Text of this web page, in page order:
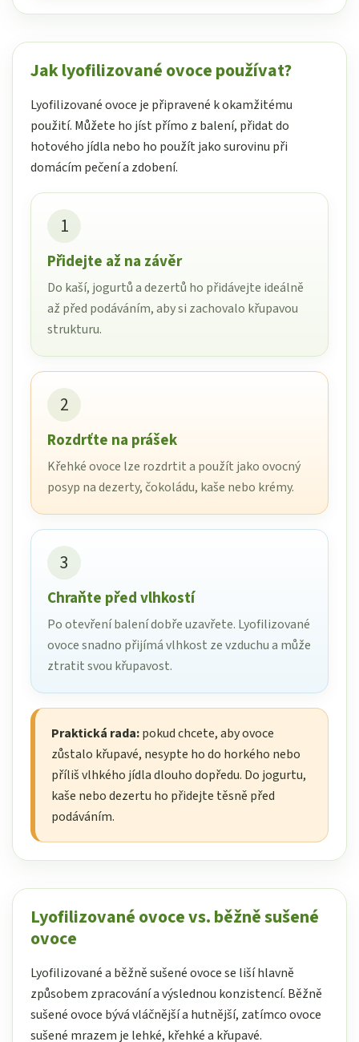
Jak lyofilizované ovoce používat?
Lyofilizované ovoce je připravené k okamžitému
použití. Můžete ho jíst přímo z balení, přidat do
hotového jídla nebo ho použít jako surovinu při
domácím pečení a zdobení.
1
Přidejte až na závěr
Do kaší, jogurtů a dezertů ho přidávejte ideálně
až před podáváním, aby si zachovalo křupavou
strukturu.
2
Rozdrťte na prášek
Křehké ovoce lze rozdrtit a použít jako ovocný
posyp na dezerty, čokoládu, kaše nebo krémy.
3
Chraňte před vlhkostí
Po otevření balení dobře uzavřete. Lyofilizované
ovoce snadno přijímá vlhkost ze vzduchu a může
ztratit svou křupavost.
Praktická rada:pokud chcete, aby ovoce
zůstalo křupavé, nesypte ho do horkého nebo
příliš vlhkého jídla dlouho dopředu. Do jogurtu,
kaše nebo dezertu ho přidejte těsně před
podáváním.
Lyofilizované ovoce vs. běžně sušené
ovoce
Lyofilizované a běžně sušené ovoce se liší hlavně
způsobem zpracování a výslednou konzistencí. Běžně
sušené ovoce bývá vláčnější a hutnější, zatímco ovoce
sušené mrazem je lehké, křehké a křupavé.